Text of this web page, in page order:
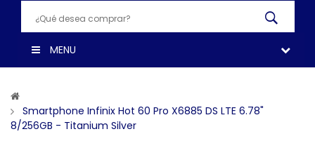
MENU
Smartphone Infinix Hot 60 Pro X6885 DS LTE 6.78"
8/256GB - Titanium Silver